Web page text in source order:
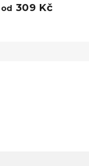
od 309 Kč